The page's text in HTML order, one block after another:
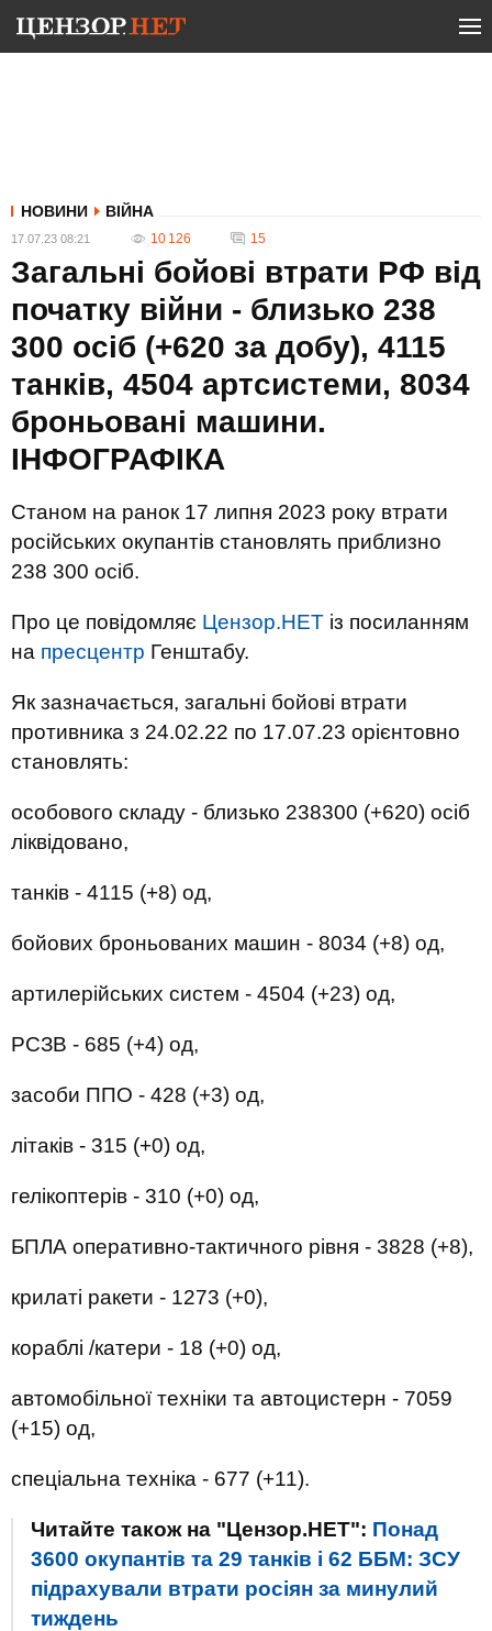
НОВИНИ ВІЙНА
17.07.23 08:21 10 126 15
Загальні бойові втрати РФ від
початку війни - близько 238
300 осіб (+620 за добу), 4115
танків, 4504 артсистеми, 8034
броньовані машини.
ІНФОГРАФІКА
Станом на ранок 17 липня 2023 року втрати
російських окупантів становлять приблизно
238 300 осіб.
Про це повідомляє Цензор.НЕТ із посиланням
на пресцентр Генштабу.
Як зазначається, загальні бойові втрати
противника з 24.02.22 по 17.07.23 орієнтовно
становлять:
особового складу - близько 238300 (+620) осіб
ліквідовано,
танків - 4115 (+8) од,
бойових броньованих машин - 8034 (+8) од,
артилерійських систем - 4504 (+23) од,
РСЗВ - 685 (+4) од,
засоби ППО - 428 (+3) од,
літаків - 315 (+0) од,
гелікоптерів - 310 (+0) од,
БПЛА оперативно-тактичного рівня - 3828 (+8),
крилаті ракети - 1273 (+0),
кораблі /катери - 18 (+0) од,
автомобільної техніки та автоцистерн - 7059
(+15) од,
спеціальна техніка - 677 (+11).
Читайте також на "Цензор.НЕТ": Понад
3600 окупантів та 29 танків і 62 ББМ: ЗСУ
підрахували втрати росіян за минулий
тиждень